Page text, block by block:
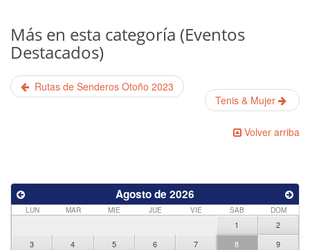
Más en esta categoría (Eventos
Destacados)
Rutas de Senderos Otoño 2023
Tenis & Mujer
Volver arriba
Agosto de 2026
LUN MAR MIE JUE VIE SAB DOM
1
2
3
4 5 6 7 8
9